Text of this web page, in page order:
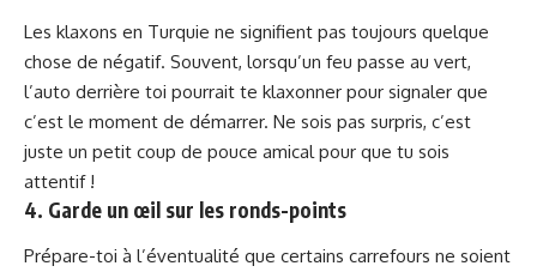
Les klaxons en Turquie ne signifient pas toujours quelque
chose de négatif. Souvent, lorsqu’un feu passe au vert,
l’auto derrière toi pourrait te klaxonner pour signaler que
c’est le moment de démarrer. Ne sois pas surpris, c’est
juste un petit coup de pouce amical pour que tu sois
attentif !
4. Garde un œil sur les ronds-points
Prépare-toi à l’éventualité que certains carrefours ne soient